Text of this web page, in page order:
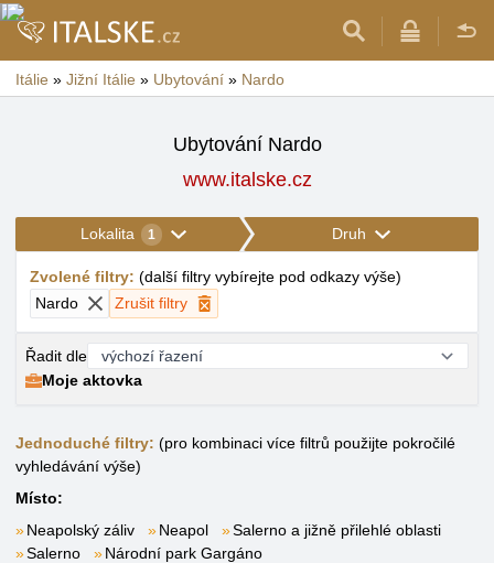
Itálie » Jižní Itálie » Ubytování » Nardo
Ubytování Nardo
www.italske.cz
Lokalita 1 Druh
Zvolené filtry: (další filtry vybírejte pod odkazy výše)
Nardo
Zrušit filtry
Řadit dle
Moje aktovka
Jednoduché filtry: (pro kombinaci více filtrů použijte pokročilé
vyhledávání výše)
Místo:
Neapolský záliv
Neapol
Salerno a jižně přilehlé oblasti
Salerno
Národní park Gargáno